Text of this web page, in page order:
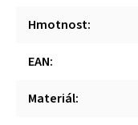
Hmotnost:
EAN:
Materiál: